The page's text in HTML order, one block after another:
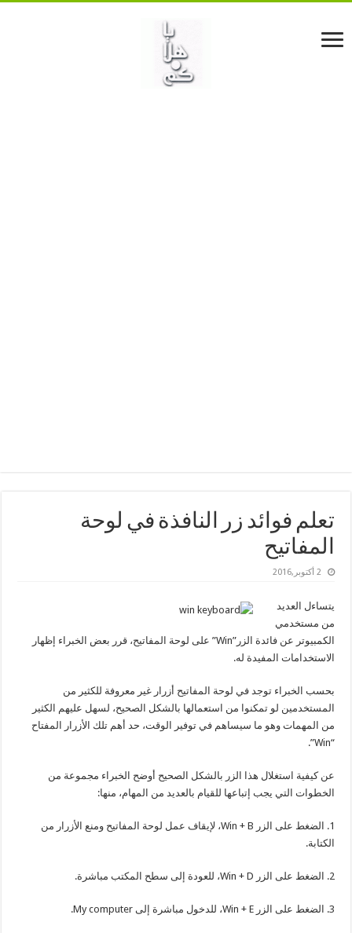
تعلم فوائد زر النافذة في لوحة
المفاتيح
2 أكتوبر,2016
يتساءل العديد
من مستخدمي
الكمبيوتر عن فائدة الزر”Win” على لوحة المفاتيح، قرر بعض الخبراء إظهار
الاستخدامات المفيدة له.
بحسب الخبراء توجد في لوحة المفاتيح أزرار غير معروفة للكثير من
المستخدمين لو تمكنوا من استعمالها بالشكل الصحيح، لسهل عليهم الكثير
من المهمات وهو ما سيساهم في توفير الوقت، حد أهم تلك الأزرار المفتاح
“Win”.
عن كيفية استغلال هذا الزر بالشكل الصحيح أوضح الخبراء مجموعة من
الخطوات التي يجب إتباعها للقيام بالعديد من المهام، منها:
1. الضغط على الزر Win + B، لإيقاف عمل لوحة المفاتيح ومنع الأزرار من
الكتابة.
2. الضغط على الزر Win + D، للعودة إلى سطح المكتب مباشرة.
3. الضغط على الزر Win + E، للدخول مباشرة إلى My computer.